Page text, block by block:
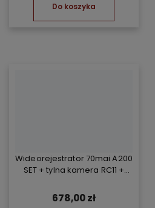
Do koszyka
Wideorejestrator 70mai A200
SET + tylna kamera RC11 +
678,00 zł